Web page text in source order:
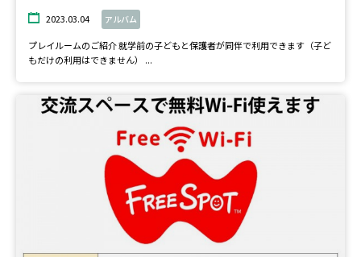
2023.03.04 アルバム
プレイルームのご紹介 就学前の子どもと保護者が同伴で利用できます（子ど
もだけの利用はできません） ...